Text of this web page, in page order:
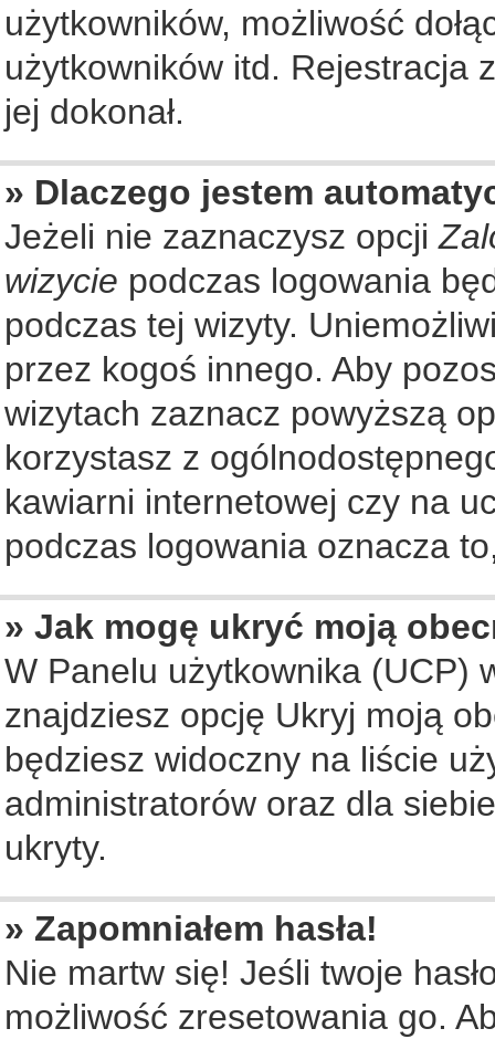
użytkowników, możliwość
użytkowników itd. Rejestracja
jej dokonał.
» Dlaczego jestem
Jeżeli nie zaznaczysz opcji
wizycie podczas logowania
podczas tej wizyty.
przez kogoś innego. Aby
wizytach zaznacz powyższą
korzystasz z
kawiarni internetowej czy na
podczas logowania oznacza
» Jak mogę ukryć moją
W Panelu użytkownika (UCP)
znajdziesz opcję Ukryj moją
będziesz widoczny na liście
administratorów oraz dla
ukryty.
» Zapomniałem hasła!
Nie martw się! Jeśli twoje
możliwość zresetowania go.